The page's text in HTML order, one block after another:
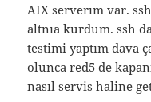
AIX serverım var.
altnıa kurdum. ssh
testimi yaptım dava
olunca red5 de
nasıl servis haline